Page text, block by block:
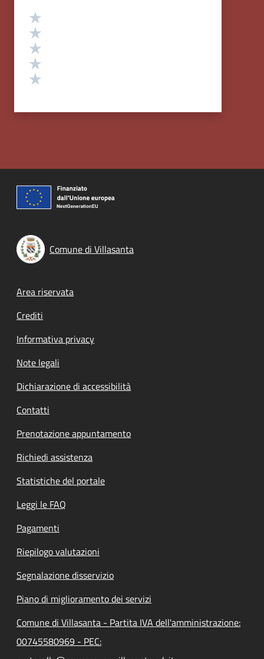
Valutazione
Comune di Villasanta
Footer menu
Area riservata
Crediti
Informativa privacy
Note legali
Dichiarazione di accessibilità
Contatti
Prenotazione appuntamento
Richiedi assistenza
Statistiche del portale
Leggi le FAQ
Pagamenti
Riepilogo valutazioni
Segnalazione disservizio
Piano di miglioramento dei servizi
Comune di Villasanta - Partita IVA dell'amministrazione:
00745580969 - PEC: